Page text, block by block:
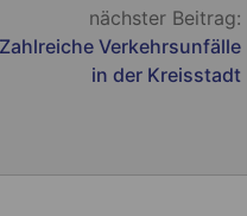
nächster Beitrag:
Zahlreiche Verkehrsunfälle
in der Kreisstadt